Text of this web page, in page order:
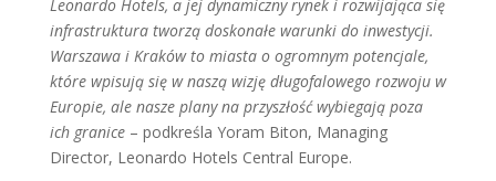
Leonardo Hotels, a jej dynamiczny rynek i rozwijająca się
infrastruktura tworzą doskonałe warunki do inwestycji.
Warszawa i Kraków to miasta o ogromnym potencjale,
które wpisują się w naszą wizję długofalowego rozwoju w
Europie, ale nasze plany na przyszłość wybiegają poza
ich granice – podkreśla Yoram Biton, Managing
Director, Leonardo Hotels Central Europe.